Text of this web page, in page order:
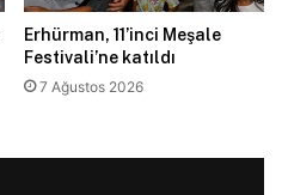
Erhürman, 11’inci Meşale
Festivali’ne katıldı
7 Ağustos 2026